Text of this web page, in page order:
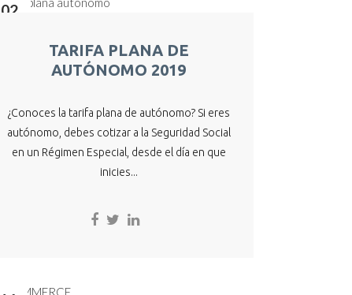
02
TARIFA PLANA DE
AUTÓNOMO 2019
¿Conoces la tarifa plana de autónomo? Si eres
autónomo, debes cotizar a la Seguridad Social
en un Régimen Especial, desde el día en que
inicies...